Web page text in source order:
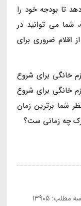
تا بودجه خود را
شما می توانید در
اقلام ضروری برای
خانگی برای شروع
خانگی برای شروع
شما برترین زمان
چه زمانی ست؟
مطلب: 13905